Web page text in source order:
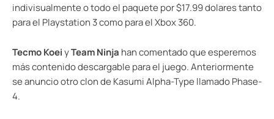
indivisualmente o todo el paquete por $17.99 dolares tanto
para el Playstation 3 como para el Xbox 360.
Tecmo KoeiyTeam Ninja han comentado que esperemos
más contenido descargable para el juego. Anteriormente
se anuncio otro clon de Kasumi Alpha-Type llamado Phase-
4.